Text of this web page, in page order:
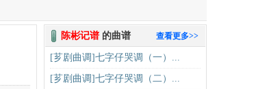
查看更多>>
陈彬记谱的曲谱
[芗剧曲调]七字仔哭调（一）...
[芗剧曲调]七字仔哭调（二）...